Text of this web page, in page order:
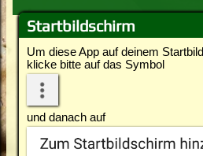
Startbildschirm
Um diese App auf deinem
klicke bitte auf das Symbol
und danach auf